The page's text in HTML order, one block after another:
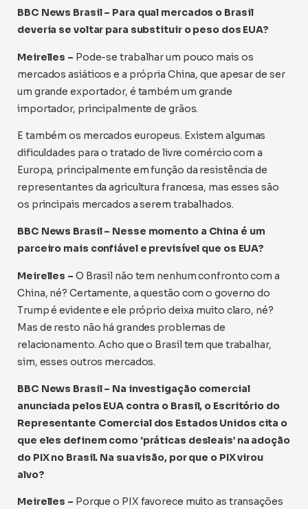
BBC News Brasil – Para qual mercados o Brasil
deveria se voltar para substituir o peso dos EUA?
Meirelles – Pode-se trabalhar um pouco mais os
mercados asiáticos e a própria China, que apesar de ser
um grande exportador, é também um grande
importador, principalmente de grãos.
E também os mercados europeus. Existem algumas
dificuldades para o tratado de livre comércio com a
Europa, principalmente em função da resistência de
representantes da agricultura francesa, mas esses são
os principais mercados a serem trabalhados.
BBC News Brasil – Nesse momento a China é um
parceiro mais confiável e previsível que os EUA?
Meirelles – O Brasil não tem nenhum confronto com a
China, né? Certamente, a questão com o governo do
Trump é evidente e ele próprio deixa muito claro, né?
Mas de resto não há grandes problemas de
relacionamento. Acho que o Brasil tem que trabalhar,
sim, esses outros mercados.
BBC News Brasil – Na investigação comercial
anunciada pelos EUA contra o Brasil, o Escritório do
Representante Comercial dos Estados Unidos cita o
que eles definem como ‘práticas desleais’ na adoção
do PIX no Brasil. Na sua visão, por que o PIX virou
alvo?
Meirelles – Porque o PIX favorece muito as transações